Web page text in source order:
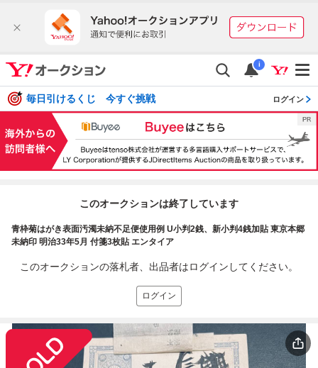
i
毎日引けるくじ 今すぐ挑戦 ログイン
このオークションは終了しています
青枠菊はがき表面汚濁未納不足便使用例 U小判2銭、新小判4銭加貼 東京本郷
未納印 明治33年5月 付箋3枚貼 エンタイア
このオークションの落札者、出品者はログインしてください。
ログイン